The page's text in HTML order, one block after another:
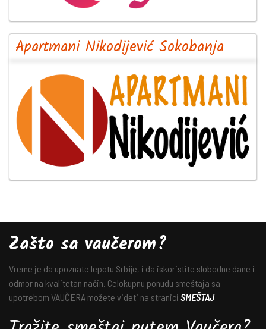
Apartmani Nikodijević Sokobanja
Zašto sa vaučerom?
Vreme je da upoznate lepotu Srbije, i da iskoristite slobodne dane i
odmor na kvalitetan način. Celokupnu ponudu smeštaja sa
upotrebom VAUČERA možete videti na stranici SMEŠTAJ